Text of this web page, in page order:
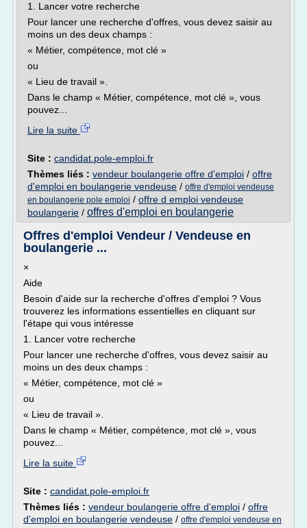
1. Lancer votre recherche
Pour lancer une recherche d'offres, vous devez saisir au
moins un des deux champs :
« Métier, compétence, mot clé »
ou
« Lieu de travail ».
Dans le champ « Métier, compétence, mot clé », vous
pouvez...
Lire la suite
Site : candidat.pole-emploi.fr
Thèmes liés : vendeur boulangerie offre d'emploi / offre
d'emploi en boulangerie vendeuse / offre d'emploi vendeuse
en boulangerie pole emploi / offre d emploi vendeuse
boulangerie / offres d'emploi en boulangerie
Offres d'emploi Vendeur / Vendeuse en
boulangerie ...
×
Aide
Besoin d'aide sur la recherche d'offres d'emploi ? Vous
trouverez les informations essentielles en cliquant sur
l'étape qui vous intéresse
1. Lancer votre recherche
Pour lancer une recherche d'offres, vous devez saisir au
moins un des deux champs :
« Métier, compétence, mot clé »
ou
« Lieu de travail ».
Dans le champ « Métier, compétence, mot clé », vous
pouvez...
Lire la suite
Site : candidat.pole-emploi.fr
Thèmes liés : vendeur boulangerie offre d'emploi / offre
d'emploi en boulangerie vendeuse / offre d'emploi vendeuse en